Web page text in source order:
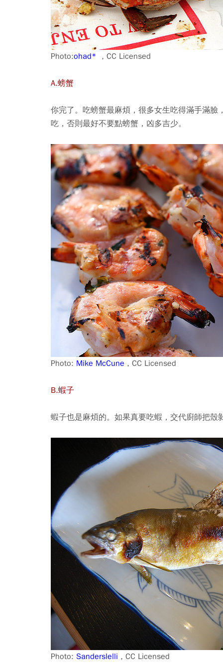
Photo:ohad* , CC Licensed
A.螃蟹
你完了。吃螃蟹最麻煩，很多女生吃得滿手滿
吃，否則最好不要點螃蟹，凶多吉少。
Photo: Mike McCune , CC Licensed
B.蝦子
蝦子也是麻煩的。如果真要吃蝦，交代廚師把
Photo: Sanderslelli , CC Licensed